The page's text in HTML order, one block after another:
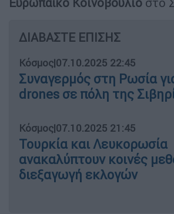
ΔΙΑΒΑΣΤΕ ΕΠΙΣΗΣ
Κόσμος|07.10.2025 22:45
Συναγερμός στη Ρωσία
drones σε πόλη της
Κόσμος|07.10.2025 21:45
Τουρκία και Λευκορωσία
ανακαλύπτουν κοινές
διεξαγωγή εκλογών